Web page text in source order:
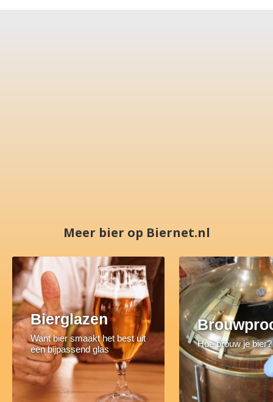
Meer bier op Biernet.nl
Bierglazen
Want bier smaakt het best uit
een bijpassend glas
Hoe brouw je bier?